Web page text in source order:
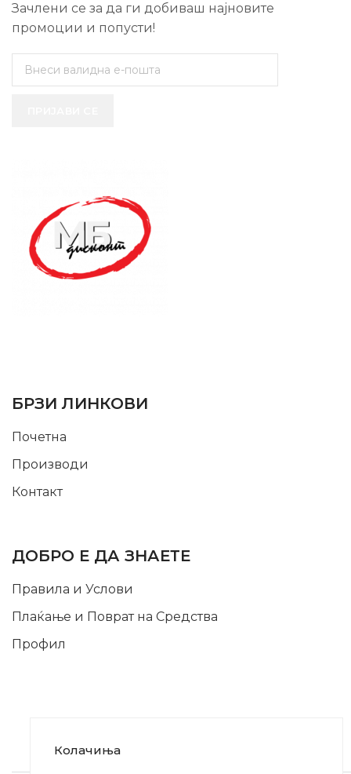
Зачлени се за да ги добиваш најновите
промоции и попусти!
БРЗИ ЛИНКОВИ
Почетна
Производи
Контакт
ДОБРО Е ДА ЗНАЕТЕ
Правила и Услови
Плаќање и Поврат на Средства
Профил
Колачиња